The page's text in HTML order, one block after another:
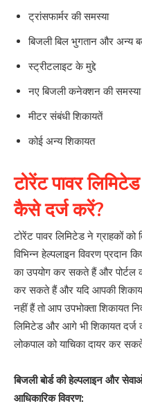
ट्रांसफार्मर की समस्या
बिजली बिल भुगतान और अन्य
स्ट्रीटलाइट के मुद्दे
नए बिजली कनेक्शन की समस्या
मीटर संबंधी शिकायतें
कोई अन्य शिकायत
टोरेंट पावर
कैसे दर्ज करें?
टोरेंट पावर लिमिटेड ने ग्राहकों
विभिन्न हेल्पलाइन विवरण
का उपयोग कर सकते हैं और पोर्टल
कर सकते हैं और यदि आपकी
नहीं हैं तो आप उपभोक्ता शिकायत
लिमिटेड और आगे भी शिकायत
लोकपाल को याचिका दायर कर
बिजली बोर्ड की हेल्पलाइन और
आधिकारिक विवरण: